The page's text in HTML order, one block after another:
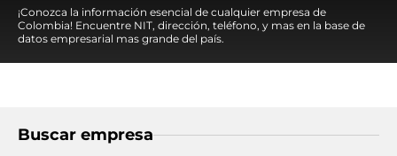
¡Conozca la información esencial de cualquier empresa de
Colombia! Encuentre NIT, dirección, teléfono, y mas en la base de
datos empresarial mas grande del país.
Buscar empresa